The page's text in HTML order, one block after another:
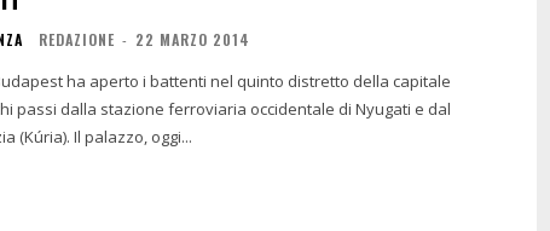
REDAZIONE - 22 MARZO 2014
ha aperto i battenti nel quinto distretto della capitale
passi dalla stazione ferroviaria occidentale di Nyugati e dal
(Kúria). Il palazzo, oggi...